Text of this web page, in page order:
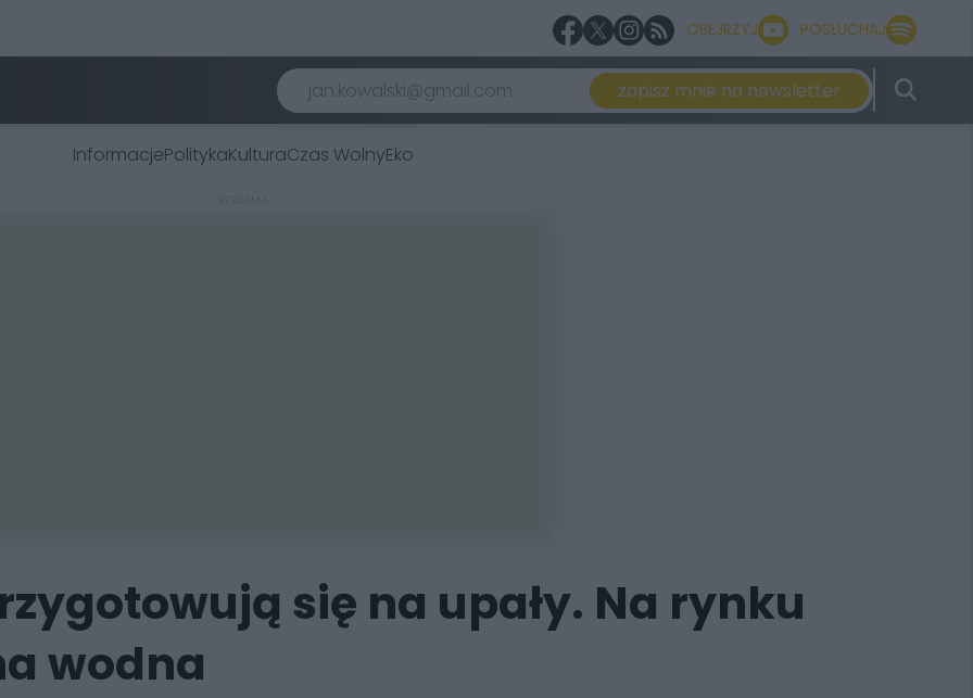
OBEJRZYJ POSŁUCHAJ
zapisz mnie na newsletter
InformacjePolitykaKulturaCzas WolnyEko
się na upały. Na rynku
wodna